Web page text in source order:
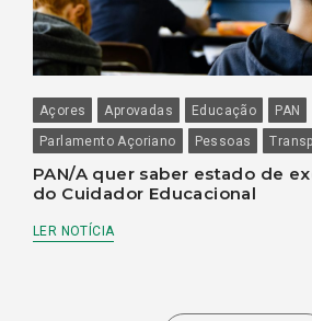
Açores Aprovadas Educação
PAN
Parlamento Açoriano
Pessoas
PAN/A quer saber estado de
do Cuidador Educacional
LER NOTÍCIA